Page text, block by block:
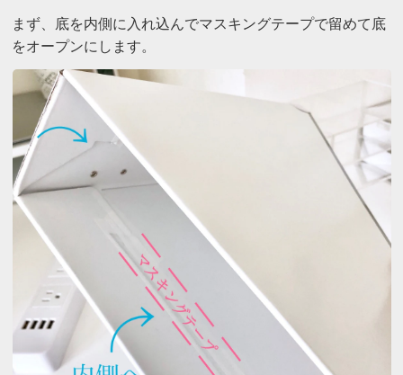
まず、底を内側に入れ込んでマスキングテープで留めて底
をオープンにします。